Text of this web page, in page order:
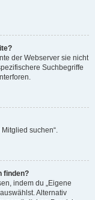
der Webserver sie nicht
Suchbegriffe
suchen“.
finden?
indem du „Eigene
Alternativ